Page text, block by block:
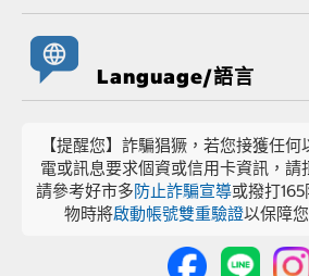
Language/語言
【提醒您】詐騙猖獗，若您接獲任
電或訊息要求個資或信用卡資訊，請
請參考好市多防止詐騙宣導或撥打
物時將啟動帳號雙重驗證以保障